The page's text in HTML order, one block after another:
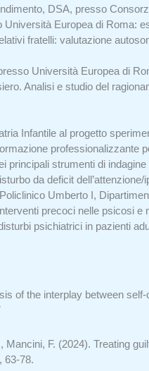
DSA, presso
Europea di Roma:
fratelli: valutazione
Università Europea di
Analisi e studio del
Infantile al progetto
professionalizzante
strumenti di
da deficit
Umberto I,
precoci nelle psicosi e
psichiatrici in pazienti
of the interplay between
F. (2024). Treating
63-78.